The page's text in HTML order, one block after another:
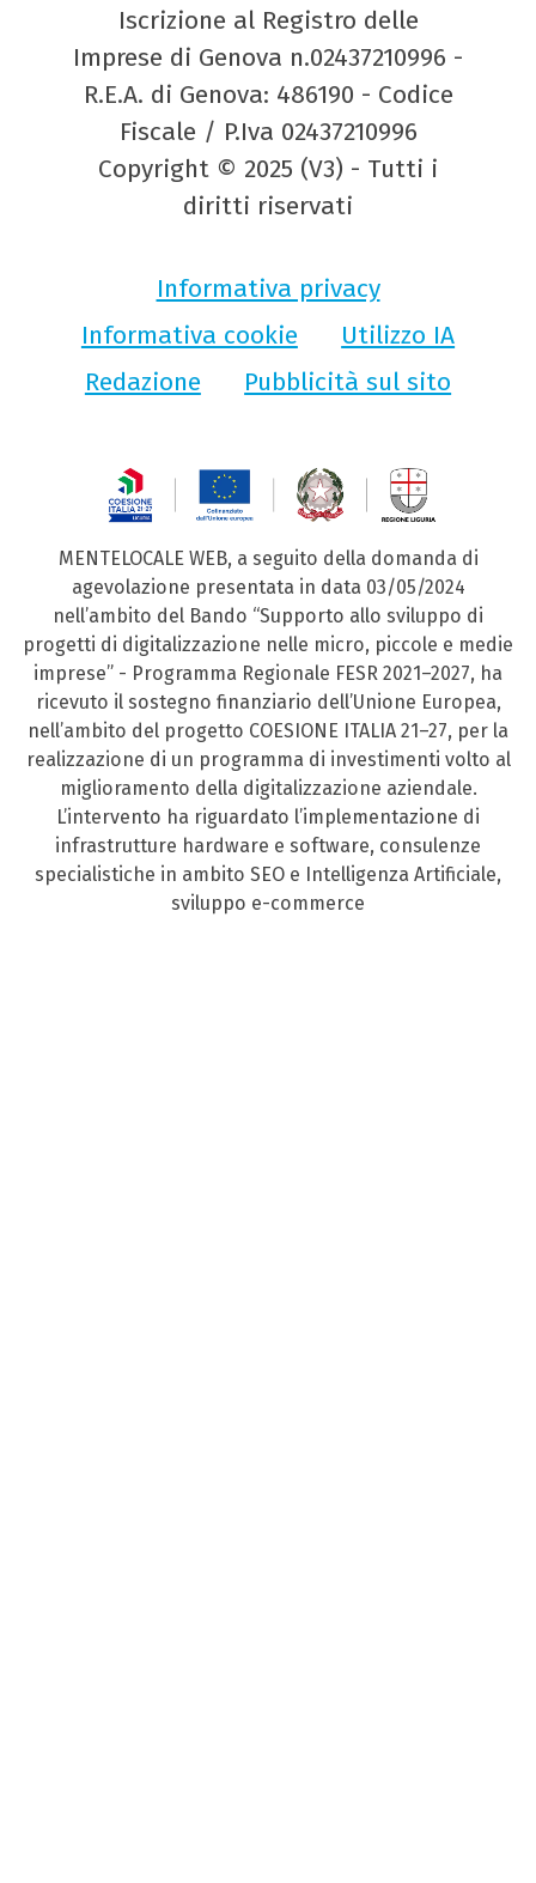
Iscrizione al Registro delle
Imprese di Genova n.02437210996 -
R.E.A. di Genova: 486190 - Codice
Fiscale / P.Iva 02437210996
Copyright © 2025 (V3) - Tutti i
diritti riservati
Informativa privacy
Informativa cookie
Utilizzo IA
Redazione
Pubblicità sul sito
MENTELOCALE WEB, a seguito della domanda di
agevolazione presentata in data 03/05/2024
nell’ambito del Bando “Supporto allo sviluppo di
progetti di digitalizzazione nelle micro, piccole e medie
imprese” - Programma Regionale FESR 2021–2027, ha
ricevuto il sostegno finanziario dell’Unione Europea,
nell’ambito del progetto COESIONE ITALIA 21–27, per la
realizzazione di un programma di investimenti volto al
miglioramento della digitalizzazione aziendale.
L’intervento ha riguardato l’implementazione di
infrastrutture hardware e software, consulenze
specialistiche in ambito SEO e Intelligenza Artificiale,
sviluppo e-commerce